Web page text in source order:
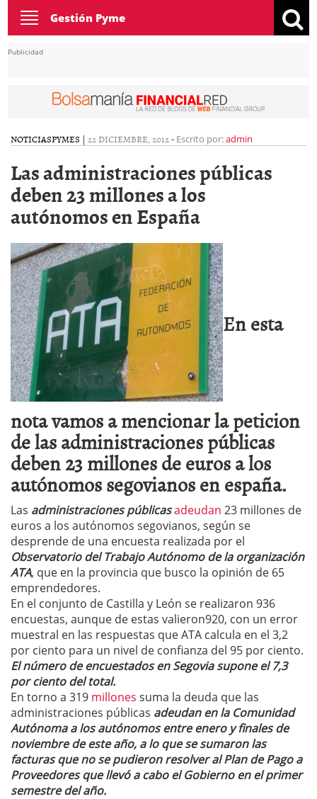
Toggle
navigation
Gestión Pyme
Publicidad
NOTICIASPYMES | 22 DICIEMBRE, 2012- Escrito por:admin
Las administraciones públicas
deben 23 millones a los
autónomos en España
En esta
nota vamos a mencionar la peticion
de las administraciones públicas
deben 23 millones de euros a los
autónomos segovianos en españa.
Las administraciones públicasadeudan 23 millones de
euros a los autónomos segovianos, según se
desprende de una encuesta realizada por el
Observatorio del Trabajo Autónomo de la organización
ATA, que en la provincia que busco la opinión de 65
emprendedores.
En el conjunto de Castilla y León se realizaron 936
encuestas, aunque de estas valieron920, con un error
muestral en las respuestas que ATA calcula en el 3,2
por ciento para un nivel de confianza del 95 por ciento.
El número de encuestados en Segovia supone el 7,3
por ciento del total.
En torno a 319 millones suma la deuda que las
administraciones públicas adeudan en la Comunidad
Autónoma a los autónomos entre enero y finales de
noviembre de este año, a lo que se sumaron las
facturas que no se pudieron resolver al Plan de Pago a
Proveedores que llevó a cabo el Gobierno en el primer
semestre del año.